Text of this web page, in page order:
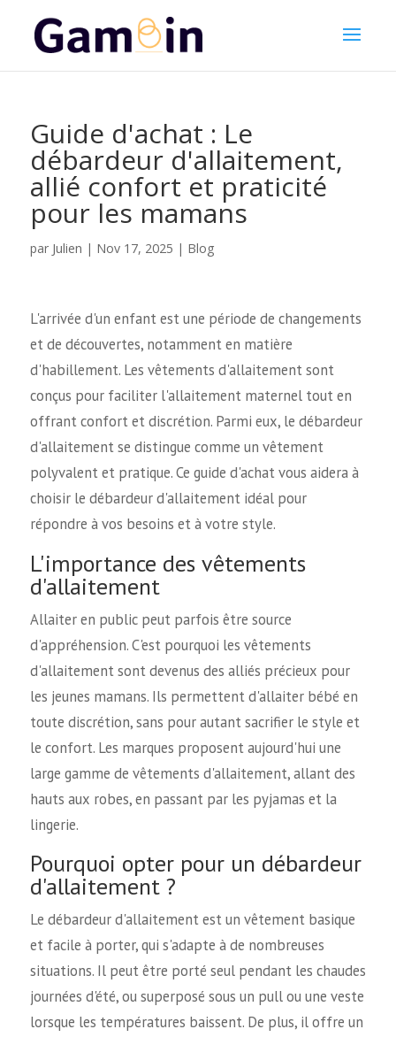
Guide d'achat : Le
débardeur d'allaitement,
allié confort et praticité
pour les mamans
par Julien | Nov 17, 2025 | Blog
L'arrivée d'un enfant est une période de changements
et de découvertes, notamment en matière
d'habillement. Les vêtements d'allaitement sont
conçus pour faciliter l'allaitement maternel tout en
offrant confort et discrétion. Parmi eux, le débardeur
d'allaitement se distingue comme un vêtement
polyvalent et pratique. Ce guide d'achat vous aidera à
choisir le débardeur d'allaitement idéal pour
répondre à vos besoins et à votre style.
L'importance des vêtements
d'allaitement
Allaiter en public peut parfois être source
d'appréhension. C'est pourquoi les vêtements
d'allaitement sont devenus des alliés précieux pour
les jeunes mamans. Ils permettent d'allaiter bébé en
toute discrétion, sans pour autant sacrifier le style et
le confort. Les marques proposent aujourd'hui une
large gamme de vêtements d'allaitement, allant des
hauts aux robes, en passant par les pyjamas et la
lingerie.
Pourquoi opter pour un débardeur
d'allaitement ?
Le débardeur d'allaitement est un vêtement basique
et facile à porter, qui s'adapte à de nombreuses
situations. Il peut être porté seul pendant les chaudes
journées d'été, ou superposé sous un pull ou une veste
lorsque les températures baissent. De plus, il offre un